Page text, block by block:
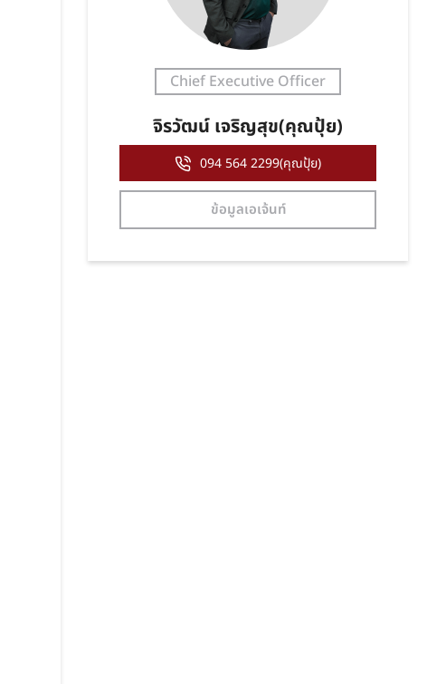
Chief Executive Officer
จิรวัฒน์ เจริญสุข(คุณปุ้ย)
094 564 2299(คุณปุ้ย)
ข้อมูลเอเจ้นท์